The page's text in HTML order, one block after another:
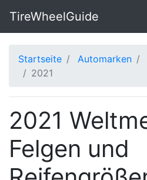
TireWheelGuide
Startseite Automarken
2021
2021
Felgen und